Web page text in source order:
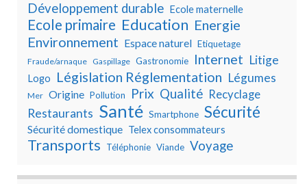
Développement durable Ecole maternelle
Ecole primaire Education Energie
Environnement Espace naturel Etiquetage
Fraude/arnaque Gaspillage Gastronomie Internet Litige
Logo Législation Réglementation Légumes
Mer Origine Pollution Prix Qualité Recyclage
Restaurants Santé Smartphone Sécurité
Sécurité domestique Telex consommateurs
Transports Téléphonie Viande Voyage